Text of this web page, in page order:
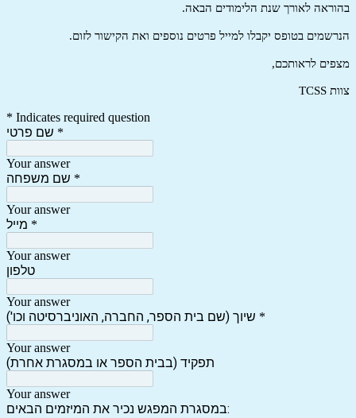
בהוראה לאורך שנת הלימודים הבאה.
הנרשמים בטופס יקבלו למייל פרטים נוספים ואת הקישור לזום.
מצפים לראותכם,
צוות TCSS
* Indicates required question
שם פרטי *
Your answer
שם משפחה *
Your answer
מייל *
Your answer
טלפון
Your answer
שיוך (שם בית הספר, החברה, האוניברסיטה וכו') *
Your answer
תפקיד (בבית הספר או במסגרת אחרת)
Your answer
במסגרת המפגש נכיר את המיזמים הבאים: